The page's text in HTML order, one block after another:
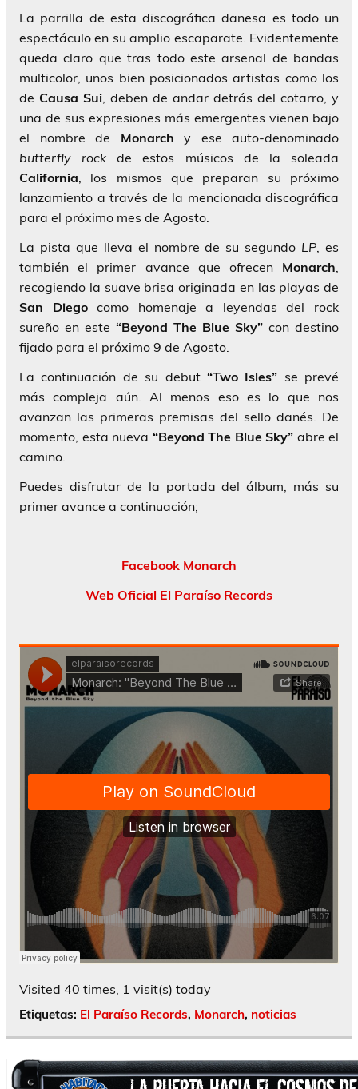
La parrilla de esta discográfica danesa es todo un
espectáculo en su amplio escaparate. Evidentemente
queda claro que tras todo este arsenal de bandas
multicolor, unos bien posicionados artistas como los
de Causa Sui, deben de andar detrás del cotarro, y
una de sus expresiones más emergentes vienen bajo
el nombre de Monarch y ese auto-denominado
butterfly rock de estos músicos de la soleada
California, los mismos que preparan su próximo
lanzamiento a través de la mencionada discográfica
para el próximo mes de Agosto.
La pista que lleva el nombre de su segundo LP, es
también el primer avance que ofrecen Monarch,
recogiendo la suave brisa originada en las playas de
San Diegocomo homenaje a leyendas del rock
sureño en este “Beyond The Blue Sky” con destino
fijado para el próximo 9 de Agosto.
La continuación de su debut “Two Isles” se prevé
más compleja aún. Al menos eso es lo que nos
avanzan las primeras premisas del sello danés. De
momento, esta nueva “Beyond The Blue Sky” abre el
camino.
Puedes disfrutar de la portada del álbum, más su
primer avance a continuación;
Facebook Monarch
Web Oficial El Paraíso Records
Visited 40 times, 1 visit(s) today
Etiquetas: El Paraíso Records, Monarch, noticias